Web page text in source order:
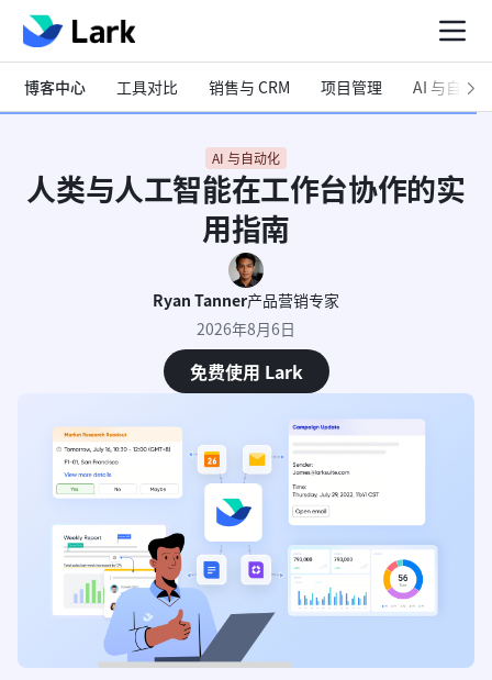
博客中心 工具对比 销售与 CRM 项目管理 AI 与自动化
AI 与自动化
人类与人工智能在工作台协作的实
用指南
Ryan Tanner产品营销专家
2026年8月6日
免费使用 Lark
职场中人类与人工智能协作的意义
为什么仅依靠人类或仅依靠人工智能的思维会崩溃
为每项任务选择合适的人工智能与人类协作模式